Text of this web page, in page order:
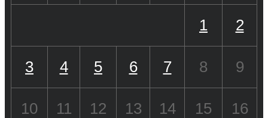
1 2
3 4 5 6 7 8 9
10 11 12 13 14 15 16